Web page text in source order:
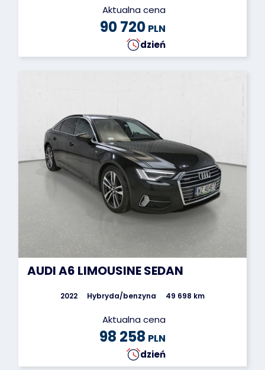
Aktualna cena
90 720 PLN
dzień
AUDI A6 LIMOUSINE SEDAN
2022 Hybryda/benzyna 49 698 km
Aktualna cena
98 258 PLN
dzień